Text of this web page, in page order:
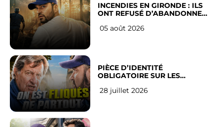
INCENDIES EN GIRONDE : ILS
ONT REFUSÉ D’ABANDONNER
05 août 2026
PIÈCE D’IDENTITÉ
OBLIGATOIRE SUR LES
Français
28 juillet 2026